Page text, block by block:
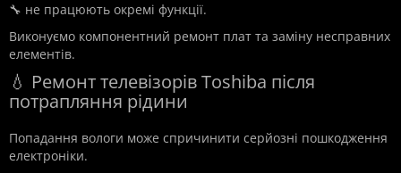
🔧 не працюють окремі функції.
Виконуємо компонентний ремонт плат та заміну несправних
елементів.
💧 Ремонт телевізорів Toshiba після
потрапляння рідини
Попадання вологи може спричинити серйозні пошкодження
електроніки.